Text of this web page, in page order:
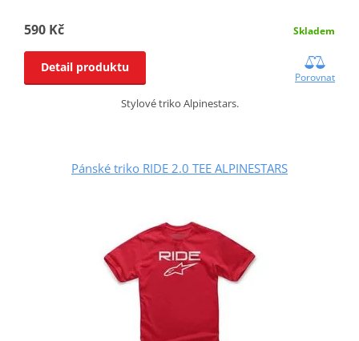
590 Kč Skladem
Detail produktu
Porovnat
Stylové triko Alpinestars.
Pánské triko RIDE 2.0 TEE ALPINESTARS